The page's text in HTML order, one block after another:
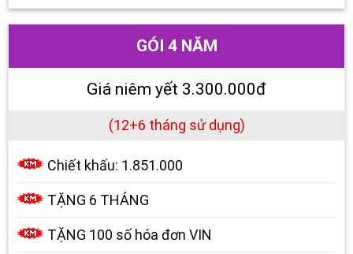
GÓI 4 NĂM
Giá niêm yết 3.300.000đ
(12+6 tháng sử dụng)
Chiết khấu: 1.851.000
TẶNG 6 THÁNG
TẶNG 100 số hóa đơn VIN